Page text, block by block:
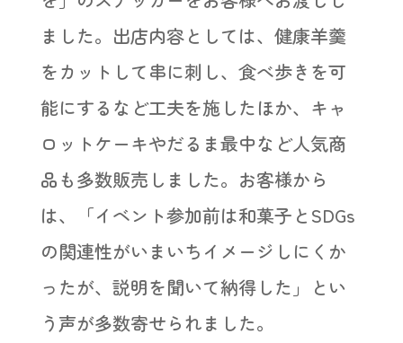
ました。出店内容としては、健康羊羹
をカットして串に刺し、食べ歩きを可
能にするなど工夫を施したほか、キャ
ロットケーキやだるま最中など人気商
品も多数販売しました。お客様から
は、「イベント参加前は和菓子とSDGs
の関連性がいまいちイメージしにくか
ったが、説明を聞いて納得した」とい
う声が多数寄せられました。